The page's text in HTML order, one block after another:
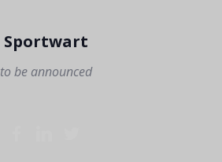
Sportwart
to be announced